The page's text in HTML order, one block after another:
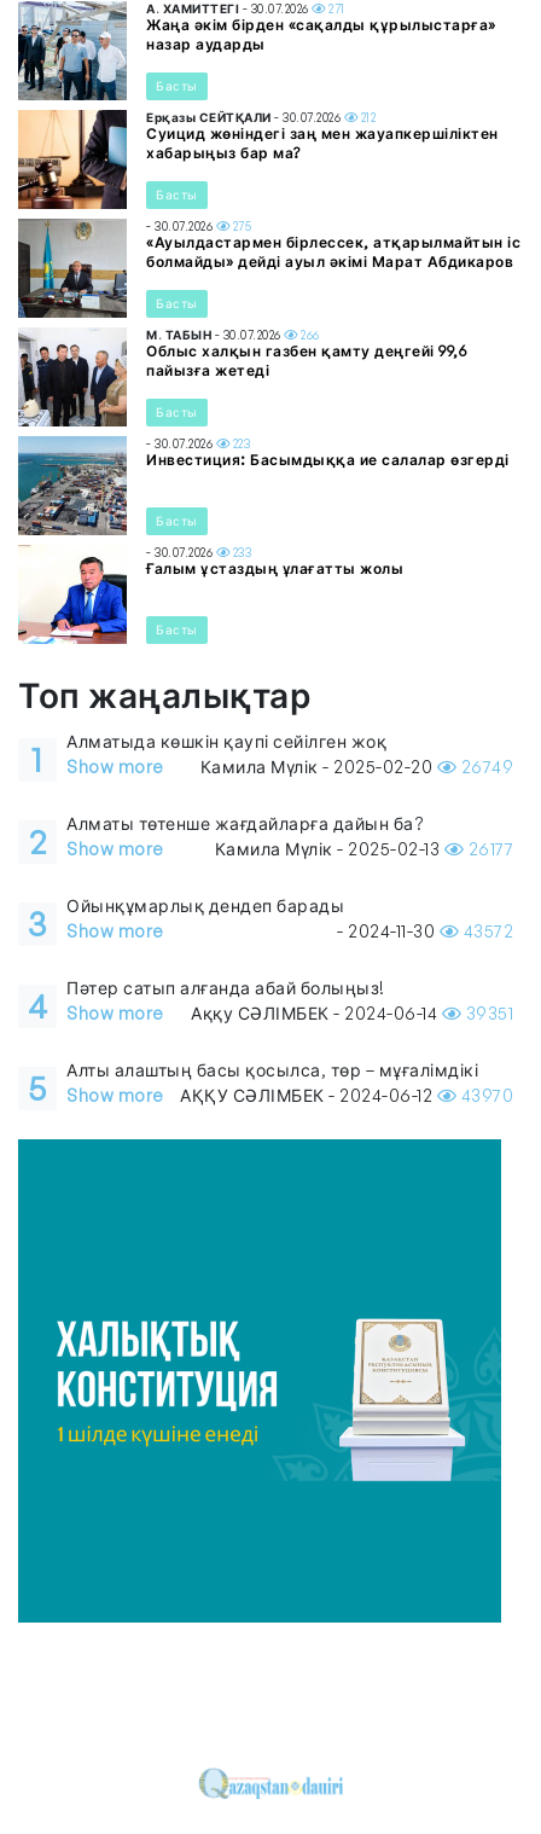
А. ХАМИТТЕГІ - 30.07.2026 271
Жаңа әкім бірден «сақалды құрылыстарға»
назар аударды
Басты
Ерқазы СЕЙТҚАЛИ - 30.07.2026 212
Суицид жөніндегі заң мен жауапкершіліктен
хабарыңыз бар ма?
Басты
- 30.07.2026 275
«Ауылдастармен бірлессек, атқарылмайтын іс
болмайды» дейді ауыл әкімі Марат Абдикаров
Басты
М. ТАБЫН - 30.07.2026 266
Облыс халқын газбен қамту деңгейі 99,6
пайызға жетеді
Басты
- 30.07.2026 223
Инвестиция: Басымдыққа ие салалар өзгерді
Басты
- 30.07.2026 233
Ғалым ұстаздың ұлағатты жолы
Басты
Топ жаңалықтар
1
Алматыда көшкін қаупі сейілген жоқ
Show more
Камила Мүлік - 2025-02-20 26749
2
Алматы төтенше жағдайларға дайын ба?
Show more
Камила Мүлік - 2025-02-13 26177
3
Ойынқұмарлық дендеп барады
Show more
- 2024-11-30 43572
4
Пәтер сатып алғанда абай болыңыз!
Show more
Аққу СӘЛІМБЕК - 2024-06-14 39351
5
Алты алаштың басы қосылса, төр – мұғалімдікі
Show more
АҚҚУ СӘЛІМБЕК - 2024-06-12 43970